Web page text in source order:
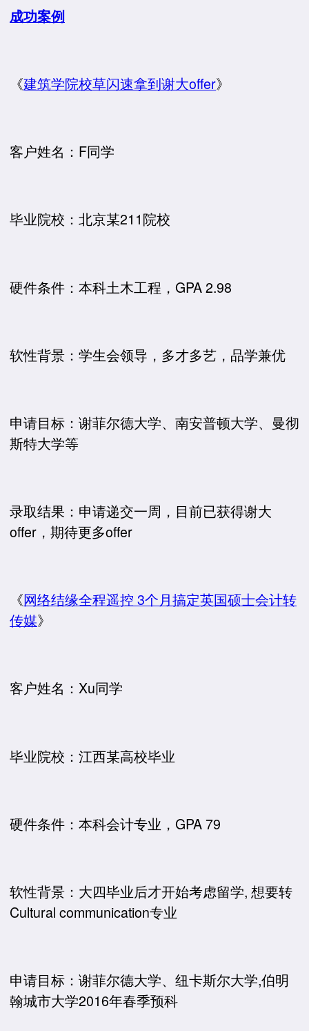
成功案例
《建筑学院校草闪速拿到谢大offer》
客户姓名：F同学
毕业院校：北京某211院校
硬件条件：本科土木工程，GPA 2.98
软性背景：学生会领导，多才多艺，品学兼优
申请目标：谢菲尔德大学、南安普顿大学、曼彻
斯特大学等
录取结果：申请递交一周，目前已获得谢大
offer，期待更多offer
《网络结缘全程遥控 3个月搞定英国硕士会计转
传媒》
客户姓名：Xu同学
毕业院校：江西某高校毕业
硬件条件：本科会计专业，GPA 79
软性背景：大四毕业后才开始考虑留学, 想要转
Cultural communication专业
申请目标：谢菲尔德大学、纽卡斯尔大学,伯明
翰城市大学2016年春季预科